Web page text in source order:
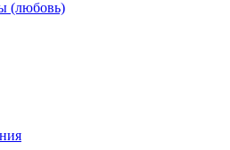
(любовь)